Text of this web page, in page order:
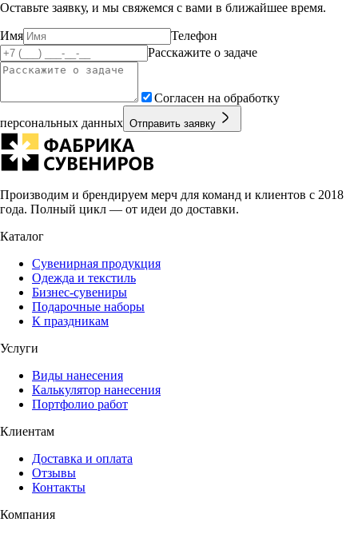
Оставьте заявку, и мы свяжемся с вами в ближайшее время.
Имя
Телефон
Расскажите о задаче
Согласен на обработку
персональных данных Отправить заявку
Производим и брендируем мерч для команд и клиентов с 2018
года. Полный цикл — от идеи до доставки.
Каталог
Сувенирная продукция
Одежда и текстиль
Бизнес-сувениры
Подарочные наборы
К праздникам
Услуги
Виды нанесения
Калькулятор нанесения
Портфолио работ
Клиентам
Доставка и оплата
Отзывы
Контакты
Компания